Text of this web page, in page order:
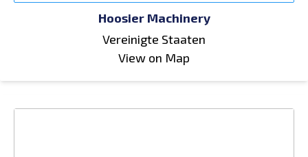
Hoosier Machinery
Vereinigte Staaten
View on Map